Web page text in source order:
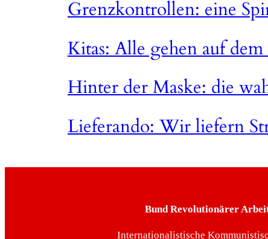
Grenzkontrollen: eine
Kitas: Alle gehen auf
Hinter der Maske: die
Lieferando: Wir liefern
Bund Revolutionärer
Internationalistische